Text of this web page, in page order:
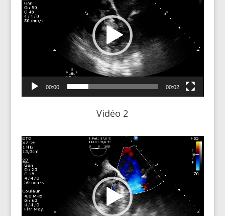
00:00 00:02
Vidéo 2
Lecteur
vidéo